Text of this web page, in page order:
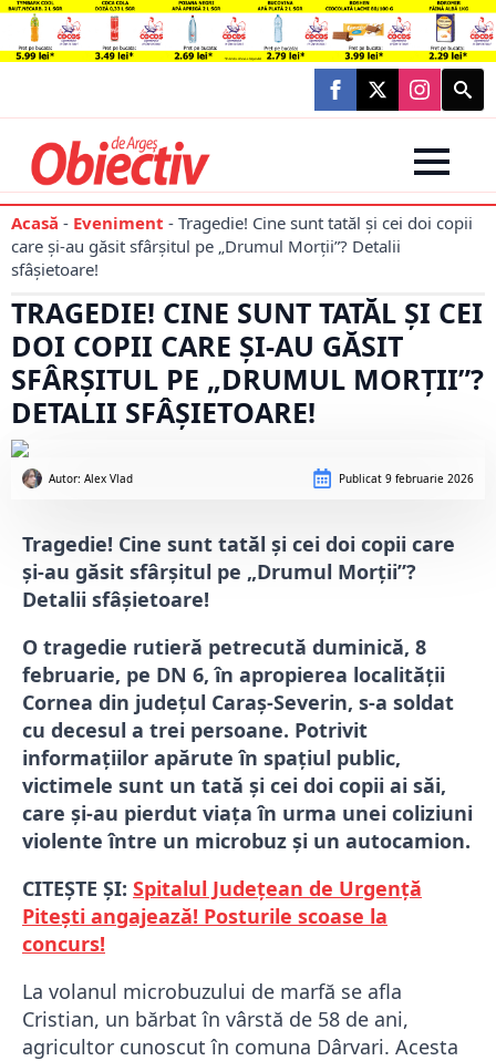
Search
for:
Acasă - Eveniment - Tragedie! Cine sunt tatăl și cei doi copii
care și-au găsit sfârșitul pe „Drumul Morții”? Detalii
sfâșietoare!
TRAGEDIE! CINE SUNT TATĂL ȘI CEI
DOI COPII CARE ȘI-AU GĂSIT
SFÂRȘITUL PE „DRUMUL MORȚII”?
DETALII SFÂȘIETOARE!
Autor: Alex Vlad Publicat 9 februarie 2026
Tragedie! Cine sunt tatăl și cei doi copii care
și-au găsit sfârșitul pe „Drumul Morții”?
Detalii sfâșietoare!
O tragedie rutieră petrecută duminică, 8
februarie, pe DN 6, în apropierea localității
Cornea din județul Caraș-Severin, s-a soldat
cu decesul a trei persoane. Potrivit
informațiilor apărute în spațiul public,
victimele sunt un tată și cei doi copii ai săi,
care și-au pierdut viața în urma unei coliziuni
violente între un microbuz și un autocamion.
CITEȘTE ȘI: Spitalul Județean de Urgență
Pitești angajează! Posturile scoase la
concurs!
La volanul microbuzului de marfă se afla
Cristian, un bărbat în vârstă de 58 de ani,
agricultor cunoscut în comuna Dârvari. Acesta